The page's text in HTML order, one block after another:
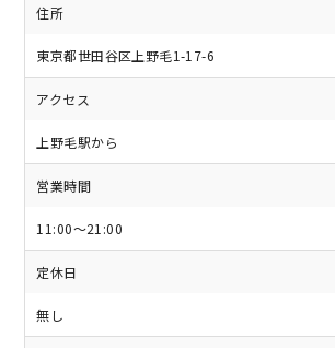
住所
東京都世田谷区上野毛1-17-6
アクセス
上野毛駅から
営業時間
11:00～21:00
定休日
無し